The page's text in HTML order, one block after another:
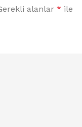
alanlar * ile